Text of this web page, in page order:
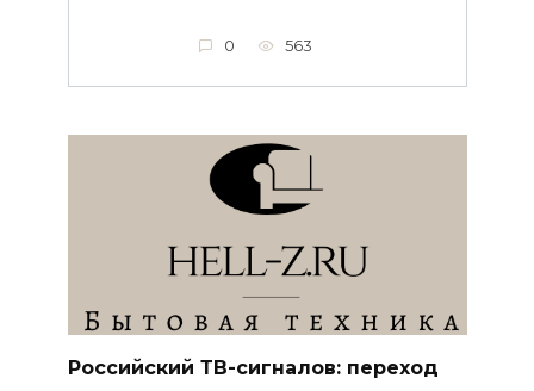
0 563
Российский ТВ-сигналов: переход